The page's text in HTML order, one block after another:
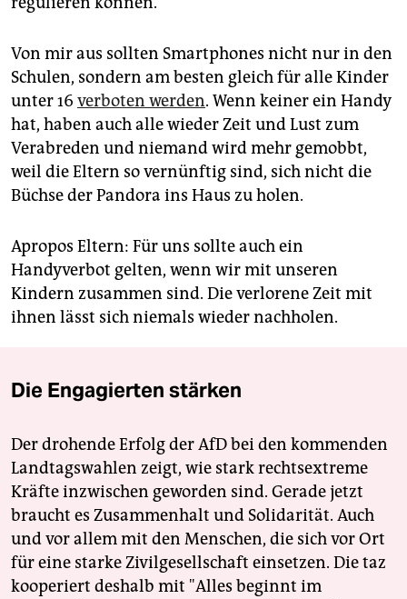
Von mir aus sollten Smartphones nicht nur in den
Schulen, sondern am besten gleich für alle Kinder
unter 16 verboten werden. Wenn keiner ein Handy
hat, haben auch alle wieder Zeit und Lust zum
Verabreden und niemand wird mehr gemobbt,
weil die Eltern so vernünftig sind, sich nicht die
Büchse der Pandora ins Haus zu holen.
Apropos Eltern: Für uns sollte auch ein
Handyverbot gelten, wenn wir mit unseren
Kindern zusammen sind. Die verlorene Zeit mit
ihnen lässt sich niemals wieder nachholen.
Die Engagierten stärken
Der drohende Erfolg der AfD bei den kommenden
Landtagswahlen zeigt, wie stark rechtsextreme
Kräfte inzwischen geworden sind. Gerade jetzt
braucht es Zusammenhalt und Solidarität. Auch
und vor allem mit den Menschen, die sich vor Ort
für eine starke Zivilgesellschaft einsetzen. Die taz
kooperiert deshalb mit "Alles beginnt im